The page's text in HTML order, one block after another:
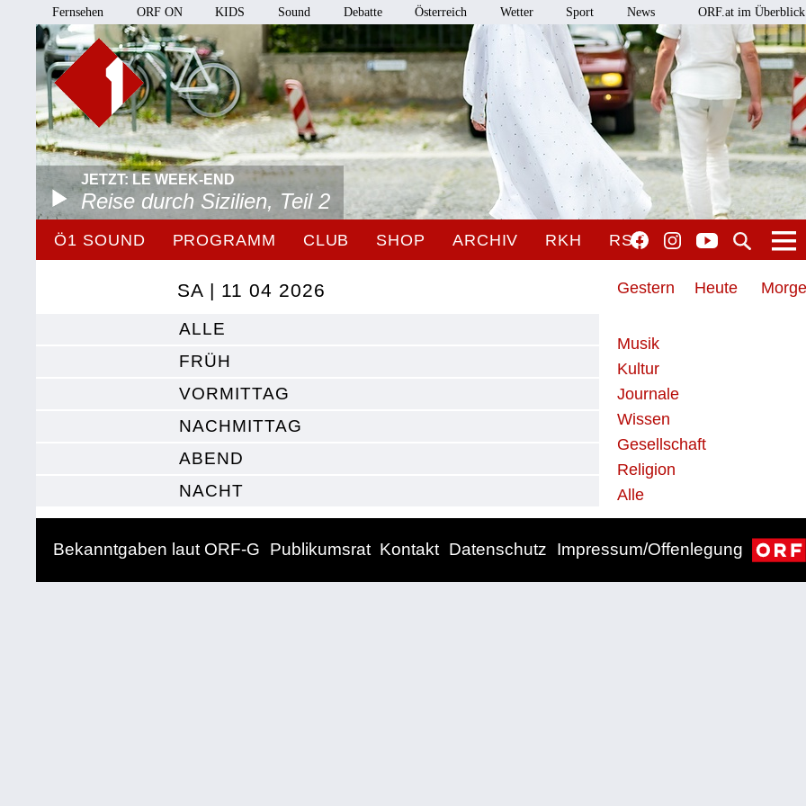
Fernsehen ORF ON KIDS Sound Debatte Österreich Wetter Sport News ORF.at im Überblick
JETZT: LE WEEK-END
Reise durch Sizilien, Teil 2
Ö1 SOUND PROGRAMM CLUB SHOP ARCHIV RKH RSO
Gestern Heute
Musik
Kultur
Journale
Wissen
Gesellschaft
Religion
Alle
SA | 11 04 2026
ALLE
FRÜH
VORMITTAG
NACHMITTAG
ABEND
NACHT
Bekanntgaben laut ORF-G Publikumsrat Kontakt Datenschutz Impressum/Offenlegung